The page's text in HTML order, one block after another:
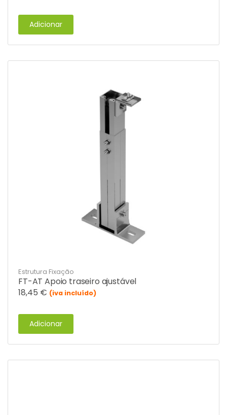
Adicionar
Estrutura Fixação
FT-AT Apoio traseiro ajustável
18,45 € (iva incluído)
Adicionar